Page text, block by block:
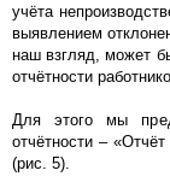
учёта
выявлением
наш взгляд, может
отчётности
Для этого мы
отчётности –
(рис. 5).